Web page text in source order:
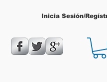
Inicia Sesión/